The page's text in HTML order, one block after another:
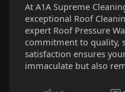
At A1A Supreme
exceptional Roof
expert Roof Pressure
commitment to quality,
satisfaction ensures
immaculate but also